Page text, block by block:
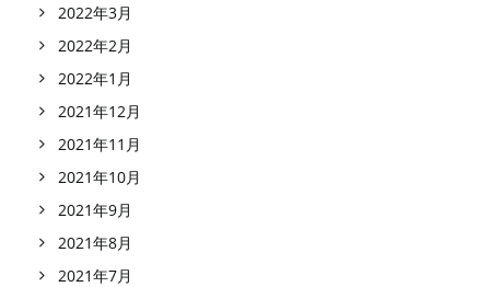
2022年3月
2022年2月
2022年1月
2021年12月
2021年11月
2021年10月
2021年9月
2021年8月
2021年7月